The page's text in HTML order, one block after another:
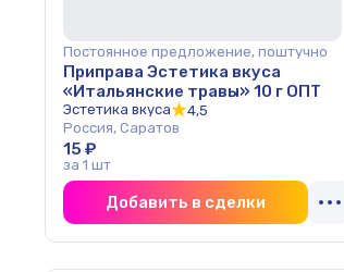
Постоянное предложение, поштучно
Приправа Эстетика вкуса
«Итальянские травы» 10 г ОПТ
Эстетика вкуса
4,5
Россия, Саратов
15 ₽
за 1 шт
Добавить в сделки